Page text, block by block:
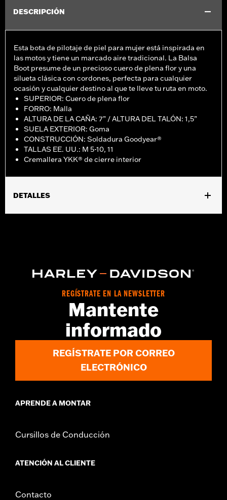
DESCRIPCIÓN
Esta bota de pilotaje de piel para mujer está inspirada en
las motos y tiene un marcado aire tradicional. La Balsa
Boot presume de un precioso cuero de plena flor y una
silueta clásica con cordones, perfecta para cualquier
ocasión y cualquier destino al que te lleve tu ruta en moto.
SUPERIOR: Cuero de plena flor
FORRO: Malla
ALTURA DE LA CAÑA: 7” / ALTURA DEL TALÓN: 1,5”
SUELA EXTERIOR: Goma
CONSTRUCCIÓN: Soldadura Goodyear®
TALLAS EE. UU.: M 5-10, 11
Cremallera YKK® de cierre interior
DETALLES
Importado
REGÍSTRATE EN LA NEWSLETTER
Mantente
informado
REGÍSTRATE POR CORREO
ELECTRÓNICO
APRENDE A MONTAR
Cursillos de Conducción
ATENCIÓN AL CLIENTE
Contacto